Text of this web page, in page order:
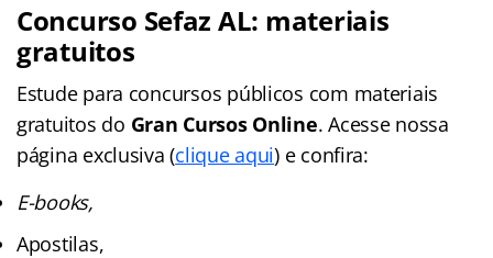
Concurso Sefaz AL: materiais
gratuitos
Estude para concursos públicos com materiais
gratuitos do Gran Cursos Online. Acesse nossa
página exclusiva (clique aqui) e confira:
E-books,
Apostilas,